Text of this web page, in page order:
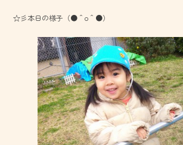
☆彡本日の様子（●＾o＾●）